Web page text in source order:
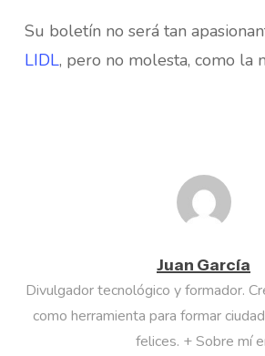
Su boletín no será tan
LIDL, pero no molesta, como la
Juan García
Divulgador tecnológico y formador.
como herramienta para formar
felices. + Sobre mí